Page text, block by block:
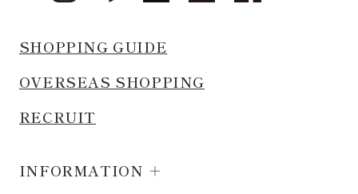
SHOPPING GUIDE
OVERSEAS SHOPPING
RECRUIT
INFORMATION